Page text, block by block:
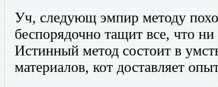
Уч, следующ эмпир методу
беспорядочно тащит все, что
Истинный метод состоит в
материалов, кот доставляет